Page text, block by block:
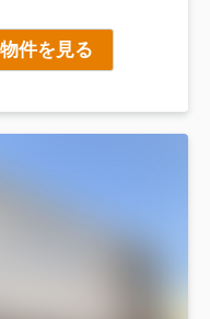
件を見る